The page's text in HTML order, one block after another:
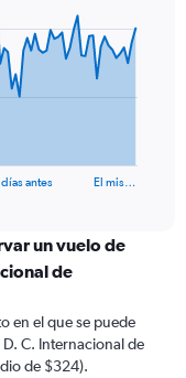
antes El mis…
un vuelo de
de
en el que se puede
C. Internacional de
de $324).